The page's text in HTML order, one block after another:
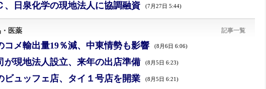
、日泉化学の現地法人に協調融資 (7月27日 5:44)
医薬 記事一覧
コメ輸出量19％減、中東情勢も影響 (8月6日 6:06)
が現地法人設立、来年の出店準備 (8月5日 6:23)
ビュッフェ店、タイ１号店を開業 (8月5日 6:21)